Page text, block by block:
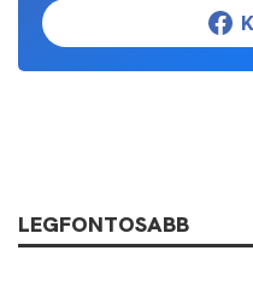
LEGFONTOSABB